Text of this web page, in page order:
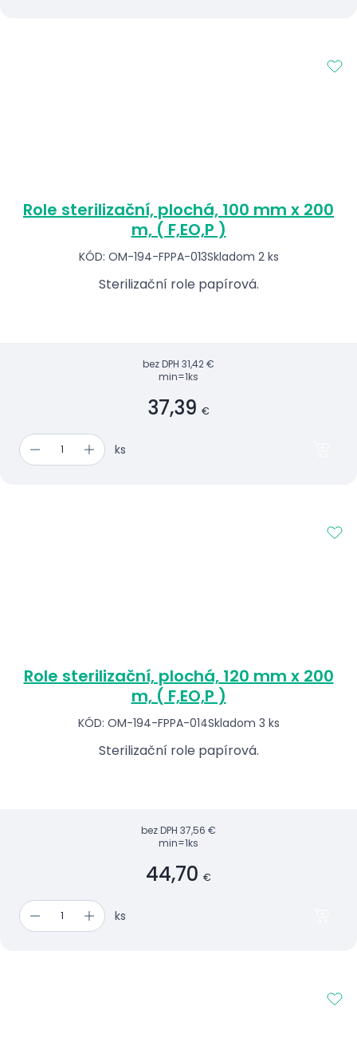
Role sterilizační, plochá, 100 mm x 200
m, ( F,EO,P )
KÓD: OM-194-FPPA-013Skladom 2 ks
Sterilizační role papírová.
bez DPH 31,42 €
min=1ks
37,39 €
ks
Role sterilizační, plochá, 120 mm x 200
m, ( F,EO,P )
KÓD: OM-194-FPPA-014Skladom 3 ks
Sterilizační role papírová.
bez DPH 37,56 €
min=1ks
44,70 €
ks